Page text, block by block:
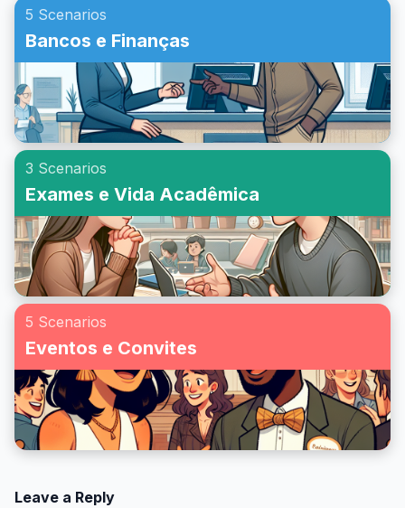
5 Scenarios
Bancos e Finanças
3 Scenarios
Exames e Vida Acadêmica
5 Scenarios
Eventos e Convites
Leave a Reply